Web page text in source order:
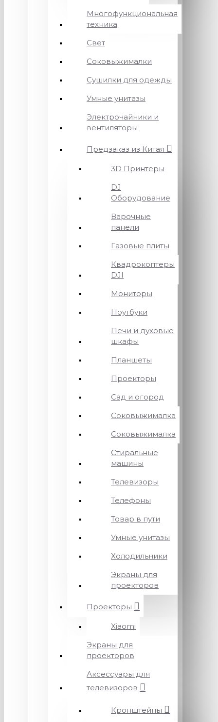
Многофункциональная
техника
Свет
Соковыжималки
Сушилки для одежды
Умные унитазы
Электрочайники и
вентиляторы
Предзаказ из Китая
3D Принтеры
DJ
Оборудование
Варочные
панели
Газовые плиты
Квадрокоптеры
DJI
Мониторы
Ноутбуки
Печи и духовые
шкафы
Планшеты
Проекторы
Сад и огород
Соковыжималка
Соковыжималка
Стиральные
машины
Телевизоры
Телефоны
Товар в пути
Умные унитазы
Холодильники
Экраны для
проекторов
Проекторы
Xiaomi
Экраны для
проекторов
Аксессуары для
телевизоров
Кронштейны